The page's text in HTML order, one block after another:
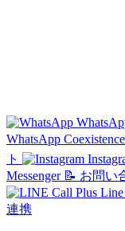
WhatsApp Coexistence
ト
Messenger 📝 お問い
Line
連携